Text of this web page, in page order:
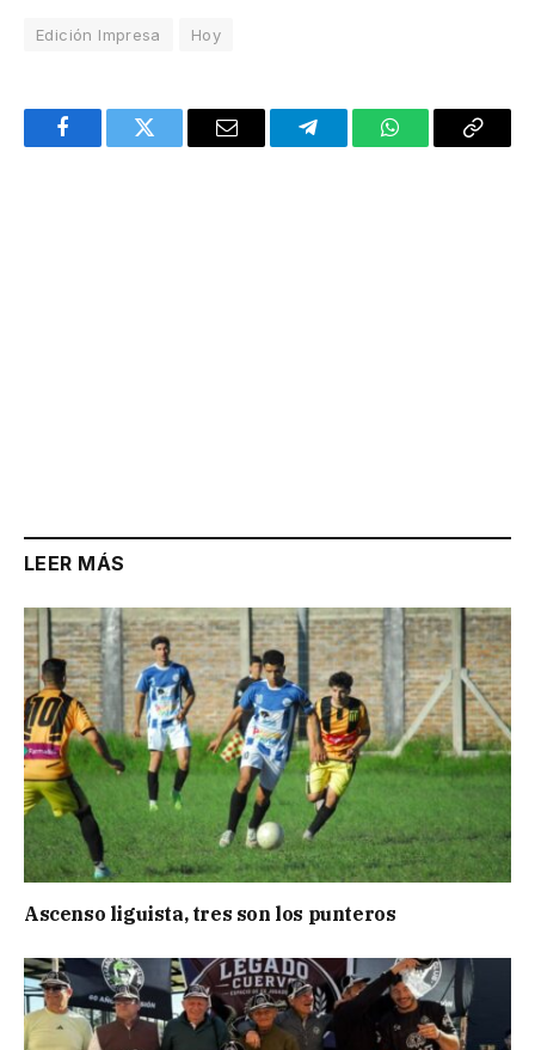
Edición Impresa Hoy
FacebookTwitter Email TelegramWhatsAppCopy
LEER MÁS
Ascenso liguista, tres son los punteros